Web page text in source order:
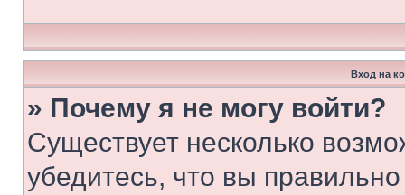
Вход на
» Почему я не могу войти?
Существует несколько
убедитесь, что вы